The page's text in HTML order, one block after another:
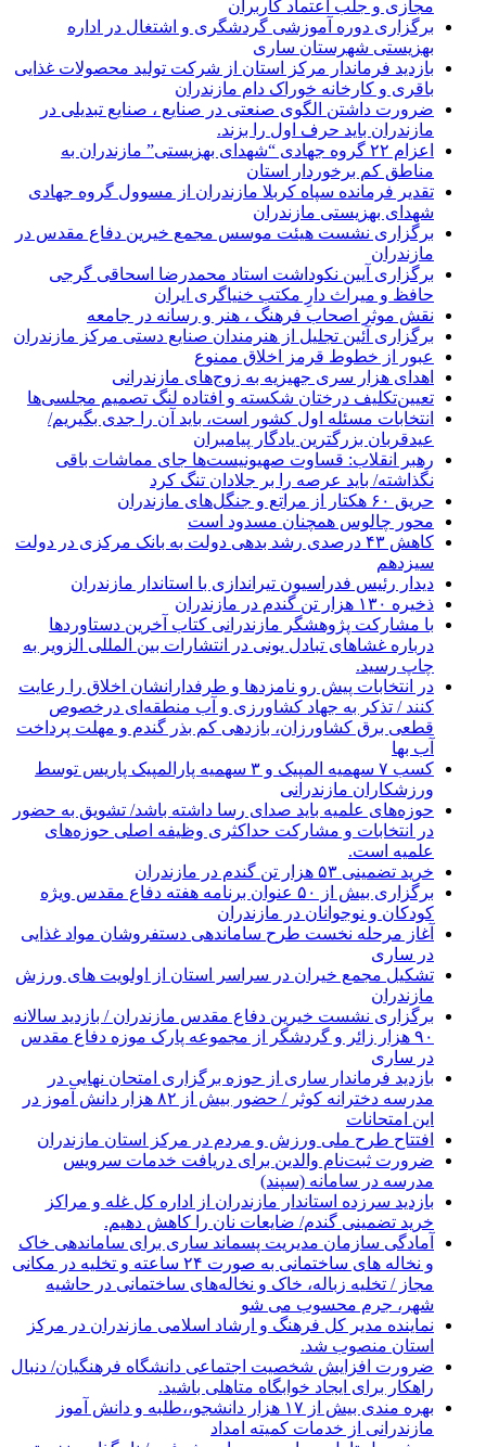
مجازی و جلب اعتماد کاربران
برگزاری دوره آموزشی گردشگری و اشتغال در اداره
بهزیستی شهرستان ساری
بازدید فرماندار مرکز استان از شرکت تولید محصولات غذایی
باقری و کارخانه خوراک دام مازندران
ضرورت داشتن الگوی صنعتی در صنایع ، صنایع تبدیلی در
مازندران باید حرف اول را بزند.
اعزام ۲۲ گروه جهادی “شهدای بهزیستی” مازندران به
مناطق کم برخوردار استان
تقدیر فرمانده سپاه کربلا مازندران از مسوول گروه جهادی
شهدای بهزیستی مازندران
برگزاری نشست هیئت موسس مجمع خیرین دفاع مقدس در
مازندران
برگزاری آیین نکوداشت استاد محمدرضا اسحاقی گرجی
حافظ و میراث دارِ مکتب خنیاگری ایران
نقش موثر اصحاب فرهنگ ، هنر و رسانه در جامعه
برگزاری آئین تجلیل از هنرمندان صنایع دستی مرکز مازندران
عبور از خطوط قرمز اخلاق ممنوع
اهدای هزار سری جهیزیه به زوج‌های مازندرانی
تعیین‌تکلیف درختان شکسته و افتاده لنگ تصمیم مجلسی‌ها
انتخابات مسئله اول کشور است، باید آن را جدی بگیریم/
عیدقربان بزرگترین یادگار پیامبران
رهبر انقلاب: قساوت صهیونیست‌ها جای مماشات باقی
نگذاشته/ باید عرصه را بر جلادان تنگ کرد
حریق ۶۰ هکتار از مراتع و جنگل‌های مازندران
محور چالوس همچنان مسدود است
کاهش ۴۳ درصدی رشد بدهی دولت به بانک مرکزی در دولت
سیزدهم
دیدار رئیس فدراسیون تیراندازی با استاندار مازندران
ذخیره ۱۳۰ هزار تن گندم در مازندران
با مشارکت پژوهشگر مازندرانی كتاب آخرین دستاوردها
درباره غشاهای تبادل یونی در انتشارات بین المللی الزویر به
چاپ رسید.
در انتخابات پیش رو نامزدها و طرفدارانشان اخلاق را رعایت
کنند / تذکر به جهاد کشاورزی و آب منطقه‌ای درخصوص
قطعی برق کشاورزان، بازدهی کم بذر گندم و مهلت پرداخت
آب بها
کسب ۷ سهمیه المپیک و ۳ سهمیه پارالمپیک پاریس توسط
ورزشکاران مازندرانی
حوزه‌های علمیه باید صدای رسا داشته باشد/ تشویق به حضور
در انتخابات و مشارکت حداکثری وظیفه اصلی حوزه‌های
علمیه است.
خرید تضمینی ۵۳ هزار تن گندم در مازندران
برگزاری بیش از ۵۰ عنوان برنامه هفته دفاع مقدس ویژه
کودکان و نوجوانان در مازندران
آغاز مرحله نخست طرح ساماندهی دستفروشان مواد غذایی
در ساری
تشکیل مجمع خیران در سراسر استان از اولویت های ورزش
مازندران
برگزاری نشست خیرین دفاع مقدس مازندران / بازدید سالانه
۹۰ هزار زائر و گردشگر از مجموعه پارک موزه دفاع مقدس
در ساری
بازدید فرماندار ساری از حوزه برگزاری امتحان نهایی در
مدرسه دخترانه کوثر / حضور بیش از ۸۲ هزار دانش آموز در
این امتحانات
افتتاح طرح ملی ورزش و مردم در مرکز استان مازندران
ضرورت ثبت‌نام والدین برای دریافت خدمات سرویس
مدرسه در سامانه (سپند)
بازدید سرزده استاندار مازندران از اداره کل غله و مراکز
خرید تضمینی گندم/ ضایعات نان را کاهش دهیم.
آمادگی سازمان مدیریت پسماند ساری برای ساماندهی خاک
و نخاله های ساختمانی به صورت ۲۴ ساعته و تخلیه در مکانی
مجاز / تخلیه زباله، خاک و نخاله‌های ساختمانی در حاشیه
شهر، جرم محسوب می شو
نماینده مدیر کل فرهنگ و ارشاد اسلامی مازندران در مرکز
استان منصوب شد.
ضرورت افزایش شخصیت اجتماعی دانشگاه فرهنگیان/ دنبال
راهکار برای ایجاد خوابگاه متاهلی باشید.
بهره مندی بیش از ۱۷ هزار دانشجو،،طلبه و دانش آموز
مازندرانی از خدمات کمیته امداد